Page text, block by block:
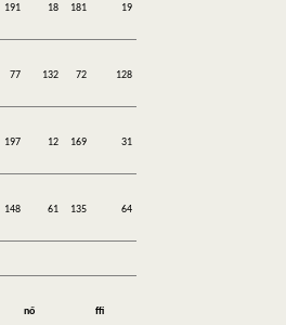
191 18 181 19
77 132 72 128
197 12 169 31
148 61 135 64
nő ffi